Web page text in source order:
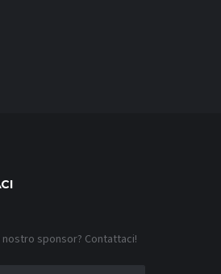
sponsor? Contattaci!